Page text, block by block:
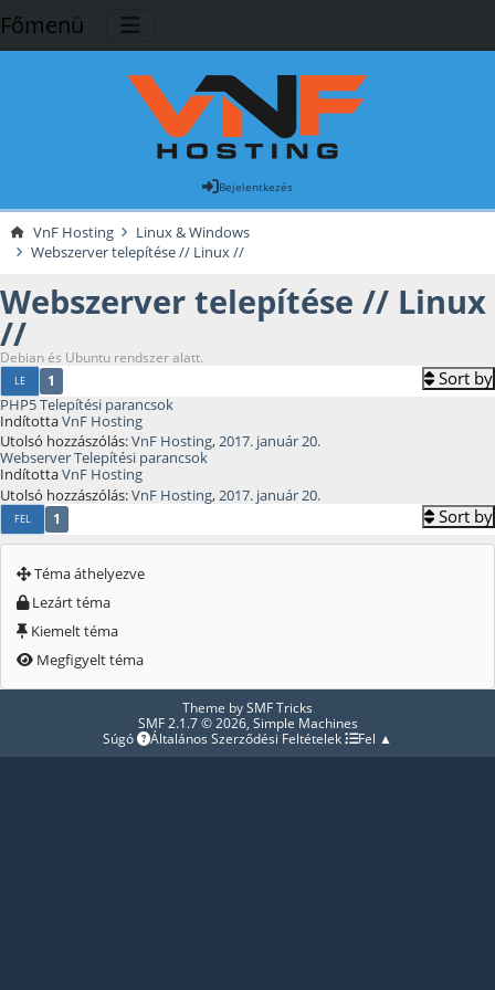
Főmenü
Bejelentkezés
VnF Hosting
Linux & Windows
Webszerver telepítése // Linux //
Webszerver telepítése // Linux
//
Debian és Ubuntu rendszer alatt.
LE 1 Sort by
PHP5 Telepítési parancsok
IndítottaVnF Hosting
Utolsó hozzászólás:VnF Hosting,2017. január 20.
Webserver Telepítési parancsok
IndítottaVnF Hosting
Utolsó hozzászólás:VnF Hosting,2017. január 20.
FEL 1 Sort by
Téma áthelyezve
Lezárt téma
Kiemelt téma
Megfigyelt téma
Theme bySMF Tricks
SMF 2.1.7 © 2026, Simple Machines
Súgó
Általános Szerződési Feltételek Fel ▲